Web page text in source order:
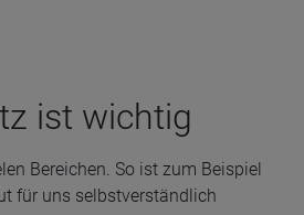
ist wich­tig
Bereichen. So ist zum Beispiel
für uns selbstverständlich